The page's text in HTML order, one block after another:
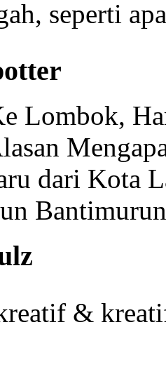
seperti
Lombok,
dari Kota
&